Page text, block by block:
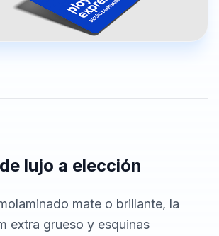
lujo a elección
mate o brillante, la
extra grueso y esquinas